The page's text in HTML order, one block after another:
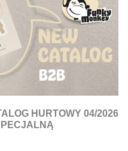
HURTOWY 04/2026